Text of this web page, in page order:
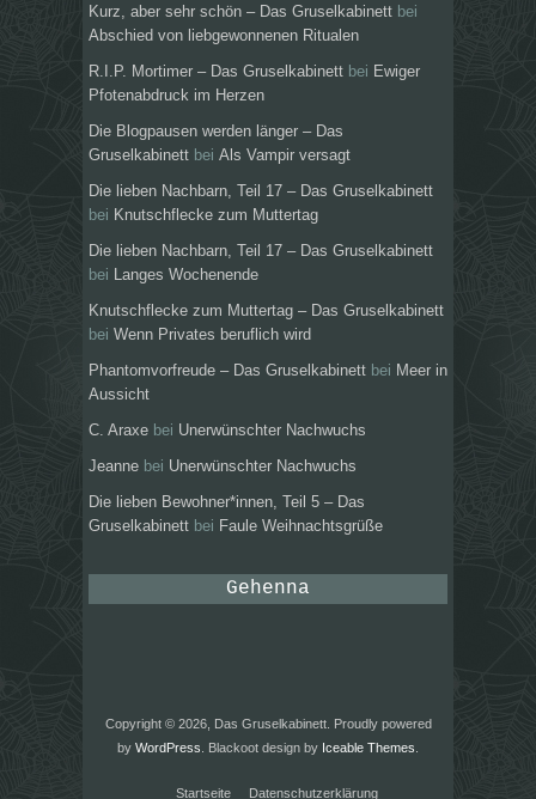
Kurz, aber sehr schön – Das Gruselkabinett bei
Abschied von liebgewonnenen Ritualen
R.I.P. Mortimer – Das Gruselkabinett bei Ewiger
Pfotenabdruck im Herzen
Die Blogpausen werden länger – Das
Gruselkabinett bei Als Vampir versagt
Die lieben Nachbarn, Teil 17 – Das Gruselkabinett
bei Knutschflecke zum Muttertag
Die lieben Nachbarn, Teil 17 – Das Gruselkabinett
bei
Langes Wochenende
Knutschflecke zum Muttertag – Das Gruselkabinett
bei Wenn Privates beruflich wird
Phantomvorfreude – Das Gruselkabinett bei Meer in
Aussicht
C. Araxe bei Unerwünschter Nachwuchs
Jeanne bei Unerwünschter Nachwuchs
Die lieben Bewohner*innen, Teil 5 – Das
Gruselkabinett bei Faule Weihnachtsgrüße
Gehenna
Copyright © 2026, Das Gruselkabinett. Proudly powered
by WordPress . Blackoot design by Iceable Themes
Startseite Datenschutzerklärung